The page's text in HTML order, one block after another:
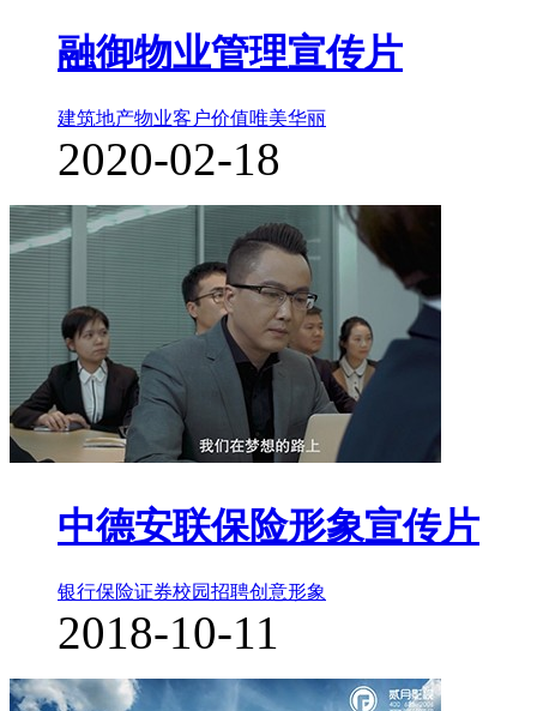
融御物业管理宣传片
建筑地产物业客户价值唯美华丽
2020-02-18
中德安联保险形象宣传片
银行保险证券校园招聘创意形象
2018-10-11